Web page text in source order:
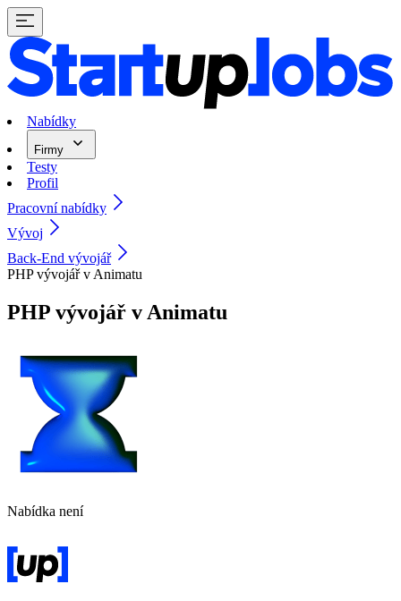
Nabídky
Firmy
Testy
Profil
Pracovní nabídky
Vývoj
Back-End vývojář
PHP vývojář v Animatu
PHP vývojář v Animatu
Nabídka není